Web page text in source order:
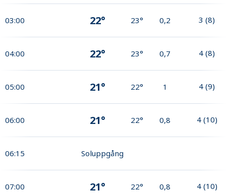
03:00 22° 23° 0,2 3 (8)
04:00 22° 23° 0,7 4 (8)
05:00 21° 22° 1 4 (9)
06:00 21° 22° 0,8 4 (10)
06:15 Soluppgång
07:00 21° 22° 0,8 4 (10)